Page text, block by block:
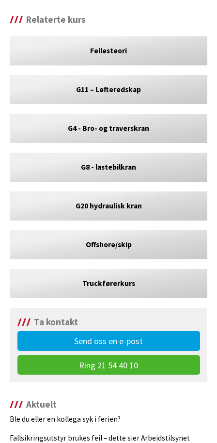
Relaterte kurs
Fellesteori
G11 – Løfteredskap
G4 - Bro- og traverskran
G8 - lastebilkran
G20 hydraulisk kran
Offshore/skip
Truckførerkurs
Ta kontakt
Send oss en e-post
Ring 21 54 40 10
Aktuelt
Ble du eller en kollega syk i ferien?
Fallsikringsutstyr brukes feil – dette sier Arbeidstilsynet